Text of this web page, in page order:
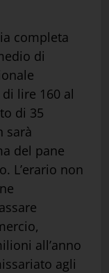
completa
di
lire 160 al
di 35
sarà
del pane
L’erario non
all’anno
agli